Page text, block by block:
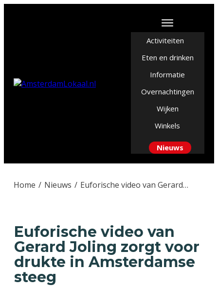
Activiteiten
Eten en drinken
Informatie
Overnachtingen
Wijken
Winkels
Nieuws
Home / Nieuws / Euforische video van Gerard Joling zorgt voor drukte in Amsterdamse steeg
Euforische video van
Gerard Joling zorgt voor
drukte in Amsterdamse
steeg